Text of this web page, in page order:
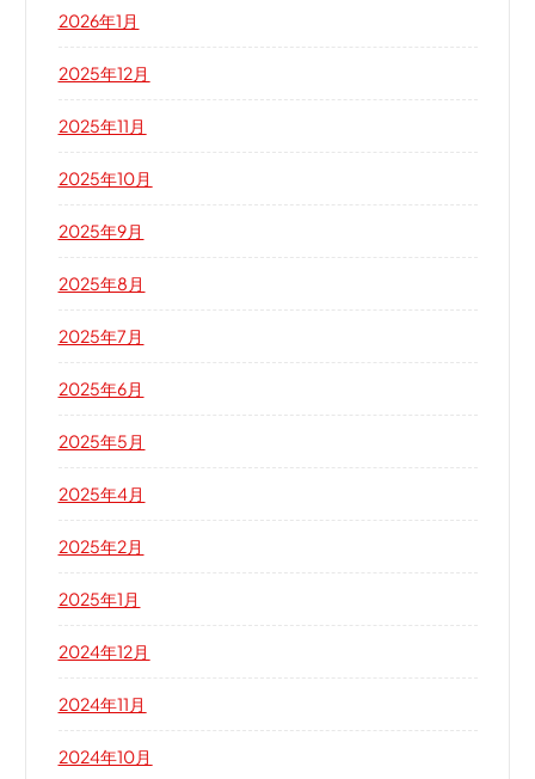
2026年1月
2025年12月
2025年11月
2025年10月
2025年9月
2025年8月
2025年7月
2025年6月
2025年5月
2025年4月
2025年2月
2025年1月
2024年12月
2024年11月
2024年10月